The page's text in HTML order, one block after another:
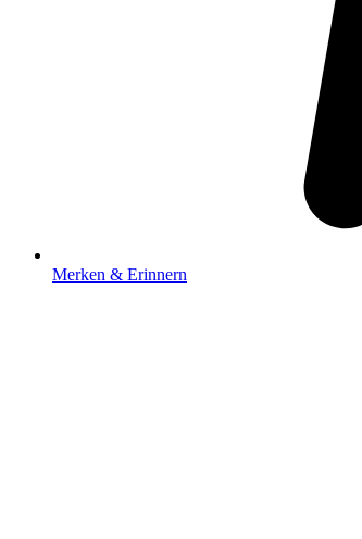
Merken & Erinnern